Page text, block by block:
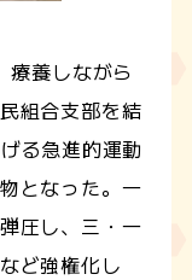
療養しながら
組合支部を結
る急進的運動
となった。一
圧し、三・一
ど強権化し